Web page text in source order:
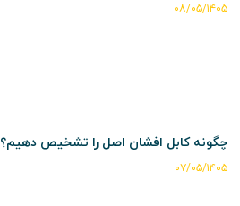
۰۸/۰۵/۱۴۰۵
چگونه کابل افشان اصل را تشخیص دهیم؟
۰۷/۰۵/۱۴۰۵